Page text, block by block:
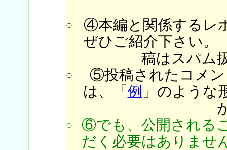
④本編と関係するレ
ぜひご紹介下さい。
稿はスパム
⑤投稿されたコメン
は、「 例 」のような
⑥でも、公開される
だく必要はありませ